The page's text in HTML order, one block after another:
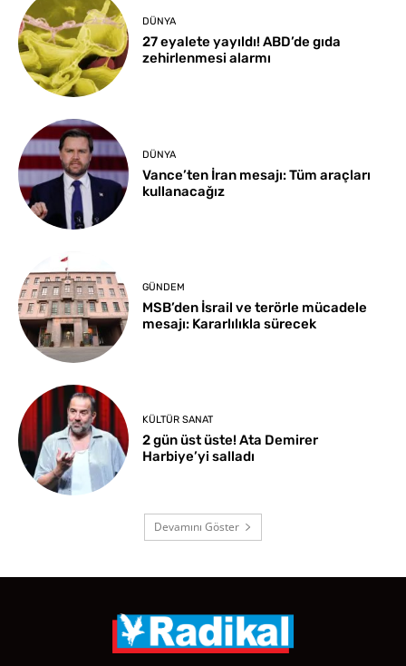
DÜNYA
27 eyalete yayıldı! ABD’de gıda
zehirlenmesi alarmı
DÜNYA
Vance’ten İran mesajı: Tüm araçları
kullanacağız
GÜNDEM
MSB’den İsrail ve terörle mücadele
mesajı: Kararlılıkla sürecek
KÜLTÜR SANAT
2 gün üst üste! Ata Demirer
Harbiye’yi salladı
Devamını Göster